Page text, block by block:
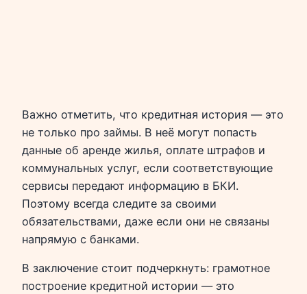
Важно отметить, что кредитная история — это
не только про займы. В неё могут попасть
данные об аренде жилья, оплате штрафов и
коммунальных услуг, если соответствующие
сервисы передают информацию в БКИ.
Поэтому всегда следите за своими
обязательствами, даже если они не связаны
напрямую с банками.
В заключение стоит подчеркнуть: грамотное
построение кредитной истории — это